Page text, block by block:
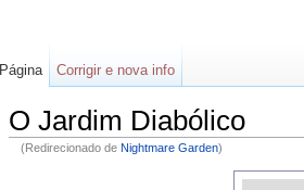
O Jardim Diabólico
(Redirecionado de Nightmare Garden)
Página Corrigir e nova info